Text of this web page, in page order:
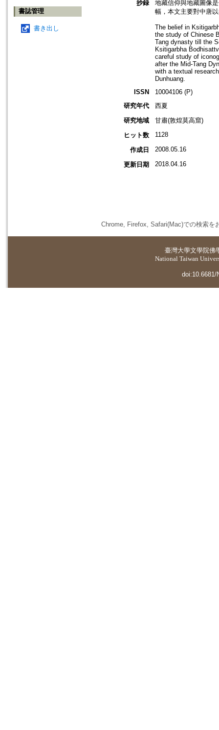
書誌管理
書き出し
抄録
地藏信仰與地藏圖像
幅，本文主要對中唐
The belief in
the study of Chinese
Tang dynasty till the
Ksitigarbha
careful study of
after the Mid-Tang
with a textual
Dunhuang.
ISSN
10004106 (P)
研究年代
西夏
研究地域
甘肅(敦煌莫高窟)
ヒット数
1128
作成日 2008.05.16
更新日期 2018.04.16
Chrome, Firefox, Safari(Mac)での検索を
臺灣大學文學院佛
National Taiwan
doi:10.6681/